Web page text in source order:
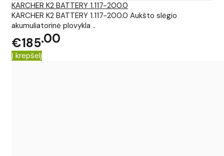
KARCHER K2 BATTERY 1.117-200.0
KARCHER K2 BATTERY 1.117-200.0 Aukšto slėgio
akumuliatorinė plovykla ..
€18500
Į krepšelį